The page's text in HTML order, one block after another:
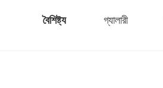
বৈশিষ্ট্য গ্যালারী